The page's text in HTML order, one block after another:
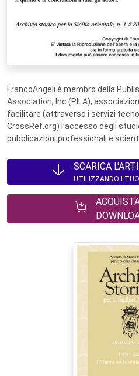
FrancoAngeli è membro della
Association, Inc (PILA),
facilitare (attraverso i servizi
CrossRef.org) l’accesso degli
pubblicazioni professionali e
SCARICA
UTILIZZANDO I